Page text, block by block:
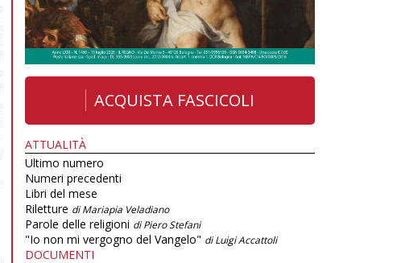
ACQUISTA FASCICOLI
ATTUALITÀ
Ultimo numero
Numeri precedenti
Libri del mese
Riletture di Mariapia Veladiano
Parole delle religioni di Piero Stefani
"Io non mi vergogno del Vangelo" di Luigi Accattoli
DOCUMENTI